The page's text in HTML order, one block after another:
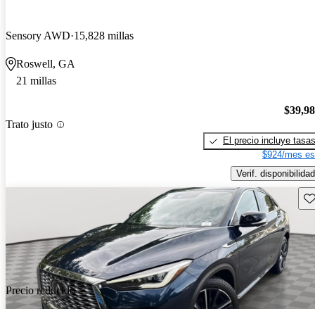
Sensory AWD 15,828 millas
Roswell, GA
21 millas
Trato justo
El precio incluye tasas
$924/mes
Verif. disponibilidad
Precio reducido